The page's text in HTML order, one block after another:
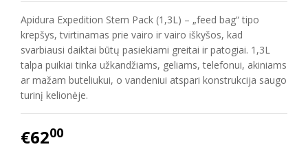
Apidura Expedition Stem Pack (1,3L) – „feed bag“ tipo
krepšys, tvirtinamas prie vairo ir vairo iškyšos, kad
svarbiausi daiktai būtų pasiekiami greitai ir patogiai. 1,3L
talpa puikiai tinka užkandžiams, geliams, telefonui, akiniams
ar mažam buteliukui, o vandeniui atspari konstrukcija saugo
turinį kelionėje.
€6200